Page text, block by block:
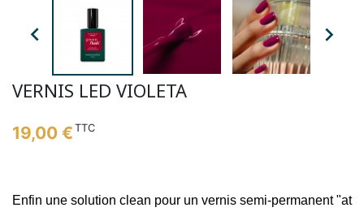
 
VERNIS LED VIOLETA
19,00 € TTC
Enfin une solution clean pour un vernis semi-permanent "at